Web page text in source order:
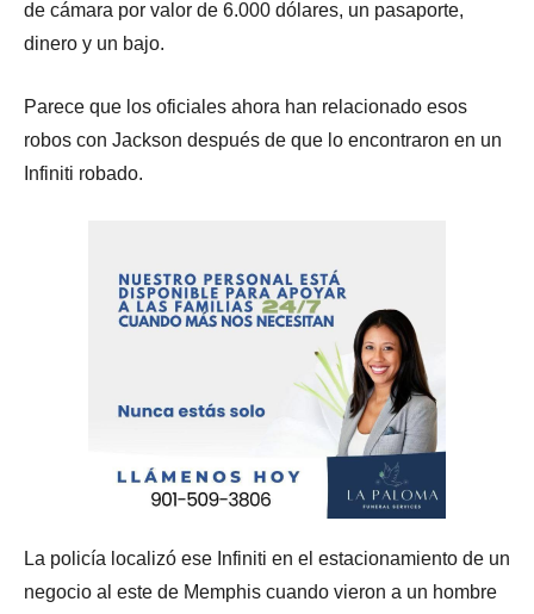
de cámara por valor de 6.000 dólares, un pasaporte,
dinero y un bajo.
Parece que los oficiales ahora han relacionado esos
robos con Jackson después de que lo encontraron en un
Infiniti robado.
La policía localizó ese Infiniti en el estacionamiento de un
negocio al este de Memphis cuando vieron a un hombre